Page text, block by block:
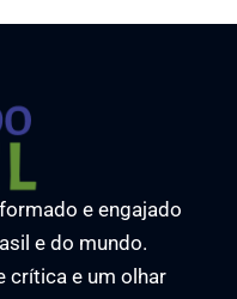
e engajado
e do mundo.
crítica e um olhar